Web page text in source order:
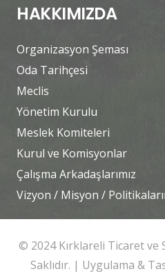
HAKKIMIZDA
Organizasyon Şeması
Oda Tarihçesi
Meclis
Yönetim Kurulu
Meslek Komiteleri
Kurul ve Komisyonlar
Çalışma Arkadaşlarımız
Vizyon / Misyon /
© 2024 Kırklareli Ticaret ve
Saklıdır. | Uygulama &